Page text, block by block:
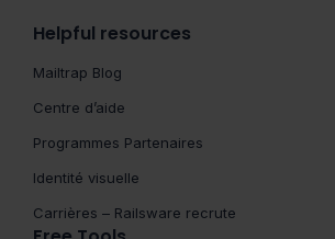
Helpful resources
Mailtrap Blog
Centre d’aide
Programmes Partenaires
Identité visuelle
Carrières – Railsware recrute